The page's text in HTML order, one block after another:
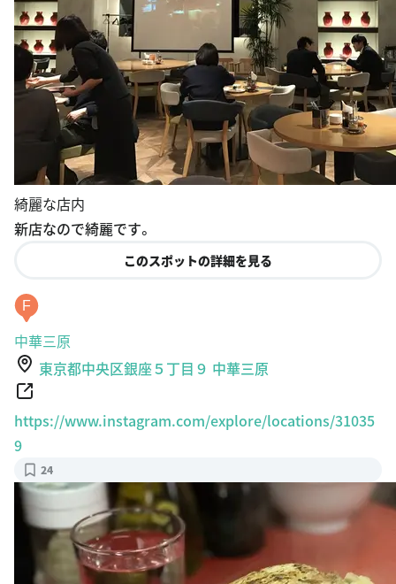
綺麗な店内
新店なので綺麗です。
このスポットの詳細を見る
F
中華三原
東京都中央区銀座５丁目９ 中華三原
https://www.instagram.com/explore/locations/31035
9
24